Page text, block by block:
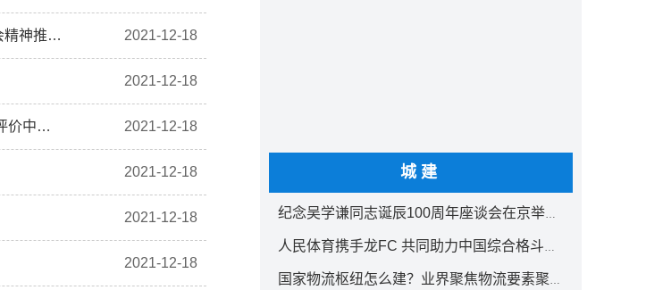
六中全会精神在基层丨迈出法治中国建设坚实步伐——各地贯彻落实六中全会精神推动全面依法治国新实践 2021-12-18
2021-12-18
综合消息：把舵领航中俄关系发展 共同捍卫国际公平正义——多国人士高度评价中俄元首视频会晤 2021-12-18
2021-12-18
2021-12-18
2021-12-18
城建
纪念吴学谦同志诞辰100周年座谈会在京举行 汪洋出席
人民体育携手龙FC 共同助力中国综合格斗事业发展
国家物流枢纽怎么建？业界聚焦物流要素聚集方式创新